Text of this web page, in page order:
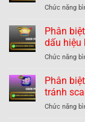
Chức năng
Phân
dấu hiệu
Chức năng
Phân
tránh
Chức năng